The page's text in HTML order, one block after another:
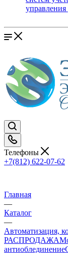
управления
Телефоны
+7(812) 622-07-62
Главная
—
Каталог
—
Автоматизация,
РАСПРОДАЖА
антиоблединение